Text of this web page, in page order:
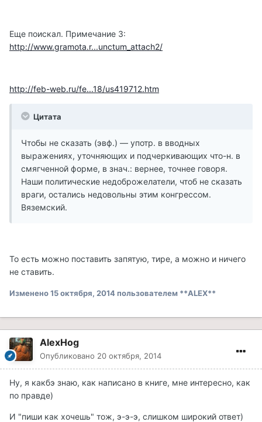
Еще поискал. Примечание 3:
http://www.gramota.r...unctum_attach2/
http://feb-web.ru/fe...18/us419712.htm
Цитата
Чтобы не сказать (эвф.) — употр. в вводных
выражениях, уточняющих и подчеркивающих что-н. в
смягченной форме, в знач.: вернее, точнее говоря.
Наши политические недоброжелатели, чтоб не сказать
враги, остались недовольны этим конгрессом.
Вяземский.
То есть можно поставить запятую, тире, а можно и ничего
не ставить.
Изменено15 октября, 2014пользователем **ALEX**
AlexHog
Опубликовано 20 октября, 2014
Ну, я какбэ знаю, как написано в книге, мне интересно, как
по правде)
И "пиши как хочешь" тож, э-э-э, слишком широкий ответ)